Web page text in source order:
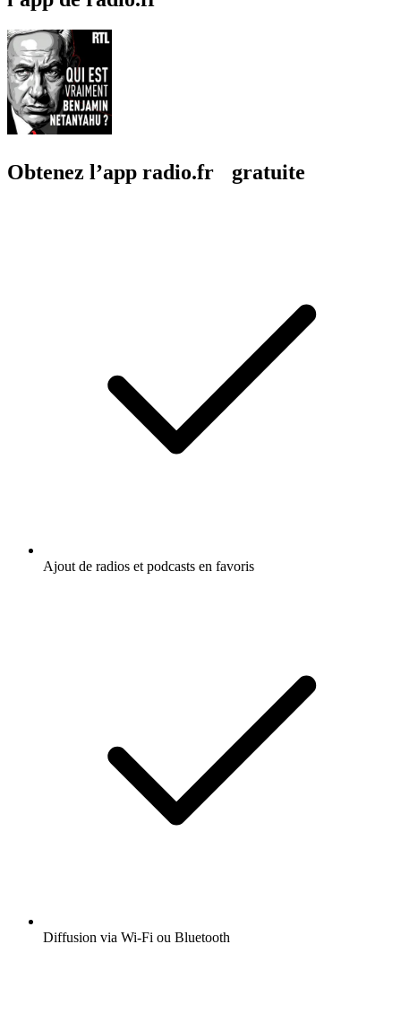
Obtenez l’app radio.fr gratuite
Ajout de radios et podcasts en favoris
Diffusion via Wi-Fi ou Bluetooth